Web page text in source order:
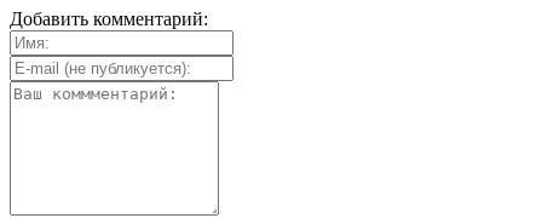
Добавить комментарий: